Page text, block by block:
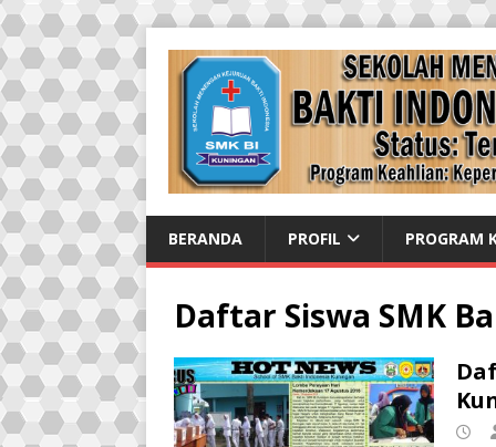
BERANDA PROFIL PROGRAM
Daftar Siswa SMK